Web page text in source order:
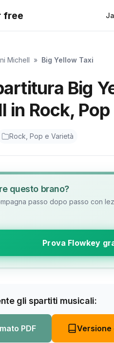
free
Michell » Big Yellow Taxi
Big
in Rock,
Rock, Pop e Varietà
questo brano?
passo dopo passo con
Prova Flowkey
gli spartiti musicali:
PDF